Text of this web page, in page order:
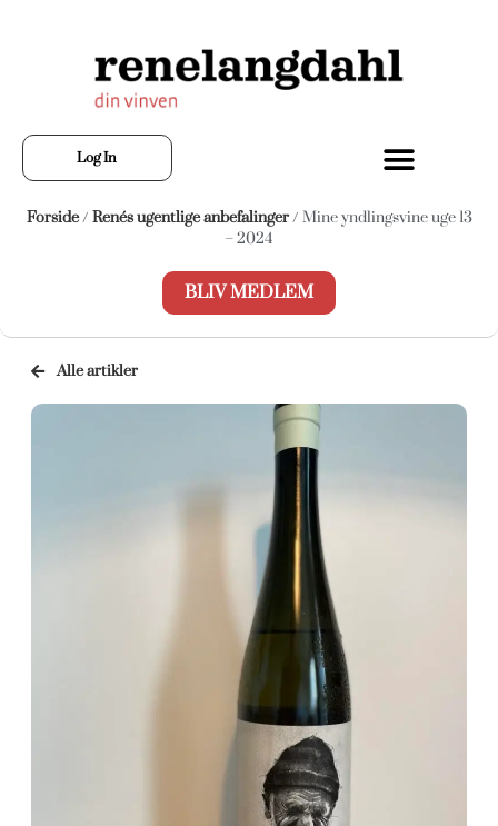
Log In
Forside/ Renés ugentlige anbefalinger/ Mine yndlingsvine uge 13
– 2024
BLIV MEDLEM
Alle artikler